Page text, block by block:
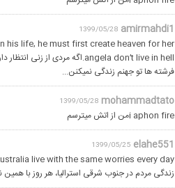
amirmahdi1
1399/05/28
life, he must first create heaven for her.
angela don’t live in hell.اگه مردی از زنی انتظار داره که تو زندگیش یه فرشته باشه، اول باید براش یه بهشت بسازه...
فرشته ها تو جهنم زندگی نمیکنن...
mohammadtato
1399/05/28
i aphon fireمن از اتش میترسم
elahe551
1399/05/25
live with the same worries every day.
زندگی مردم در جنوب شرقی استرالیا، هر روز با همین